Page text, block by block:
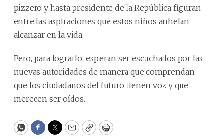
pizzero y hasta presidente de la República figuran
entre las aspiraciones que estos niños anhelan
alcanzar en la vida.
Pero, para lograrlo, esperan ser escuchados por las
nuevas autoridades de manera que comprendan
que los ciudadanos del futuro tienen voz y que
merecen ser oídos.
WhatsApp
Facebook
Twitter
EmailCopyPrint